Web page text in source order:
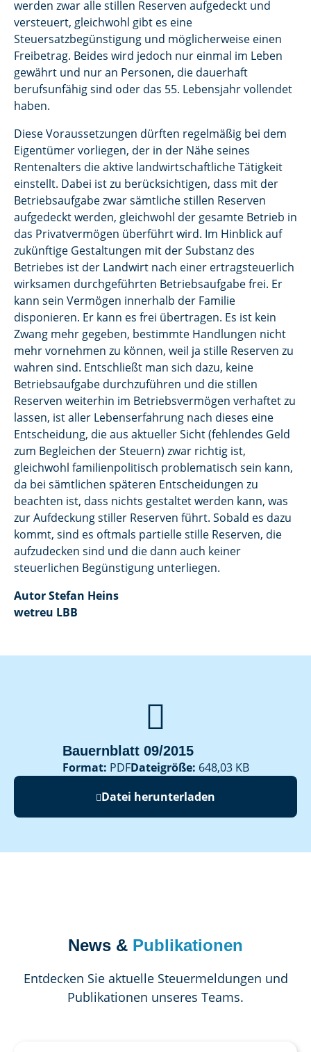
werden zwar alle stillen Reserven aufgedeckt und
versteuert, gleichwohl gibt es eine
Steuersatzbegünstigung und möglicherweise einen
Freibetrag. Beides wird jedoch nur einmal im Leben
gewährt und nur an Personen, die dauerhaft
berufsunfähig sind oder das 55. Lebensjahr vollendet
haben.
Diese Voraussetzungen dürften regelmäßig bei dem
Eigentümer vorliegen, der in der Nähe seines
Rentenalters die aktive landwirtschaftliche Tätigkeit
einstellt. Dabei ist zu berücksichtigen, dass mit der
Betriebsaufgabe zwar sämtliche stillen Reserven
aufgedeckt werden, gleichwohl der gesamte Betrieb in
das Privatvermögen überführt wird. Im Hinblick auf
zukünftige Gestaltungen mit der Substanz des
Betriebes ist der Landwirt nach einer ertragsteuerlich
wirksamen durchgeführten Betriebsaufgabe frei. Er
kann sein Vermögen innerhalb der Familie
disponieren. Er kann es frei übertragen. Es ist kein
Zwang mehr gegeben, bestimmte Handlungen nicht
mehr vornehmen zu können, weil ja stille Reserven zu
wahren sind. Entschließt man sich dazu, keine
Betriebsaufgabe durchzuführen und die stillen
Reserven weiterhin im Betriebsvermögen verhaftet zu
lassen, ist aller Lebenserfahrung nach dieses eine
Entscheidung, die aus aktueller Sicht (fehlendes Geld
zum Begleichen der Steuern) zwar richtig ist,
gleichwohl familienpolitisch problematisch sein kann,
da bei sämtlichen späteren Entscheidungen zu
beachten ist, dass nichts gestaltet werden kann, was
zur Aufdeckung stiller Reserven führt. Sobald es dazu
kommt, sind es oftmals partielle stille Reserven, die
aufzudecken sind und die dann auch keiner
steuerlichen Begünstigung unterliegen.
Autor Stefan Heins
wetreu LBB

Bauernblatt 09/2015
Format: PDFDateigröße: 648,03 KB
Datei herunterladen
News & Publikationen
Entdecken Sie aktuelle Steuermeldungen und
Publikationen unseres Teams.